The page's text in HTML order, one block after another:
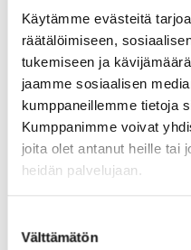
Käytämme evästeitä
räätälöimiseen,
tukemiseen ja
jaamme sosiaalisen
kumppaneillemme tietoja
Kumppanimme voivat
joita olet antanut heille tai
heidän palvelujaan.
valinta
Välttämätön
matcher poängen 0+1,
matcher ihop till 0+3
28 matcher och 5+11.
tunga Tarkkanen är
och stabil back.
- De inkomna spelarna
mig och jag är mycket
De passar perfekt in i
Valtonen.